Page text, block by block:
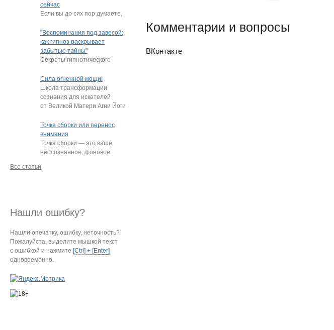
Комментарии и вопросы
ВКонтакте
сейчас
Если вы до сих пор думаете,
"подростки, которые
постоянно …
"Воспоминания под завесой:
как гипноз раскрывает
забытые тайны"
Секреты гипнотического
Нередко под гипнозом люди
извлекают из глубин…
Сила огненной мощи!
Школа трансформации
сознания для искателей
от Великой Матери Агни Йоги
Точка сборки или перенос
внимания
Точка сборки — это ваше
неосознанное, фоновое
на определённый
Все статьи
Нашли ошибку?
Нашли опечатку, ошибку, неточность?
Пожалуйста, выделите мышкой текст
с ошибкой и нажмите [Ctrl] + [Enter]
одновременно.